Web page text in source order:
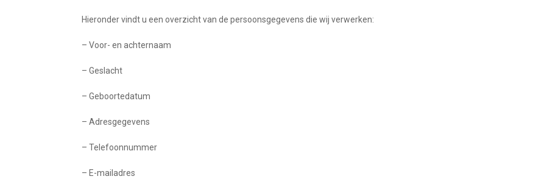
Hieronder vindt u een overzicht van de persoonsgegevens die wij verwerken:
– Voor- en achternaam
– Geslacht
– Geboortedatum
– Adresgegevens
– Telefoonnummer
– E-mailadres